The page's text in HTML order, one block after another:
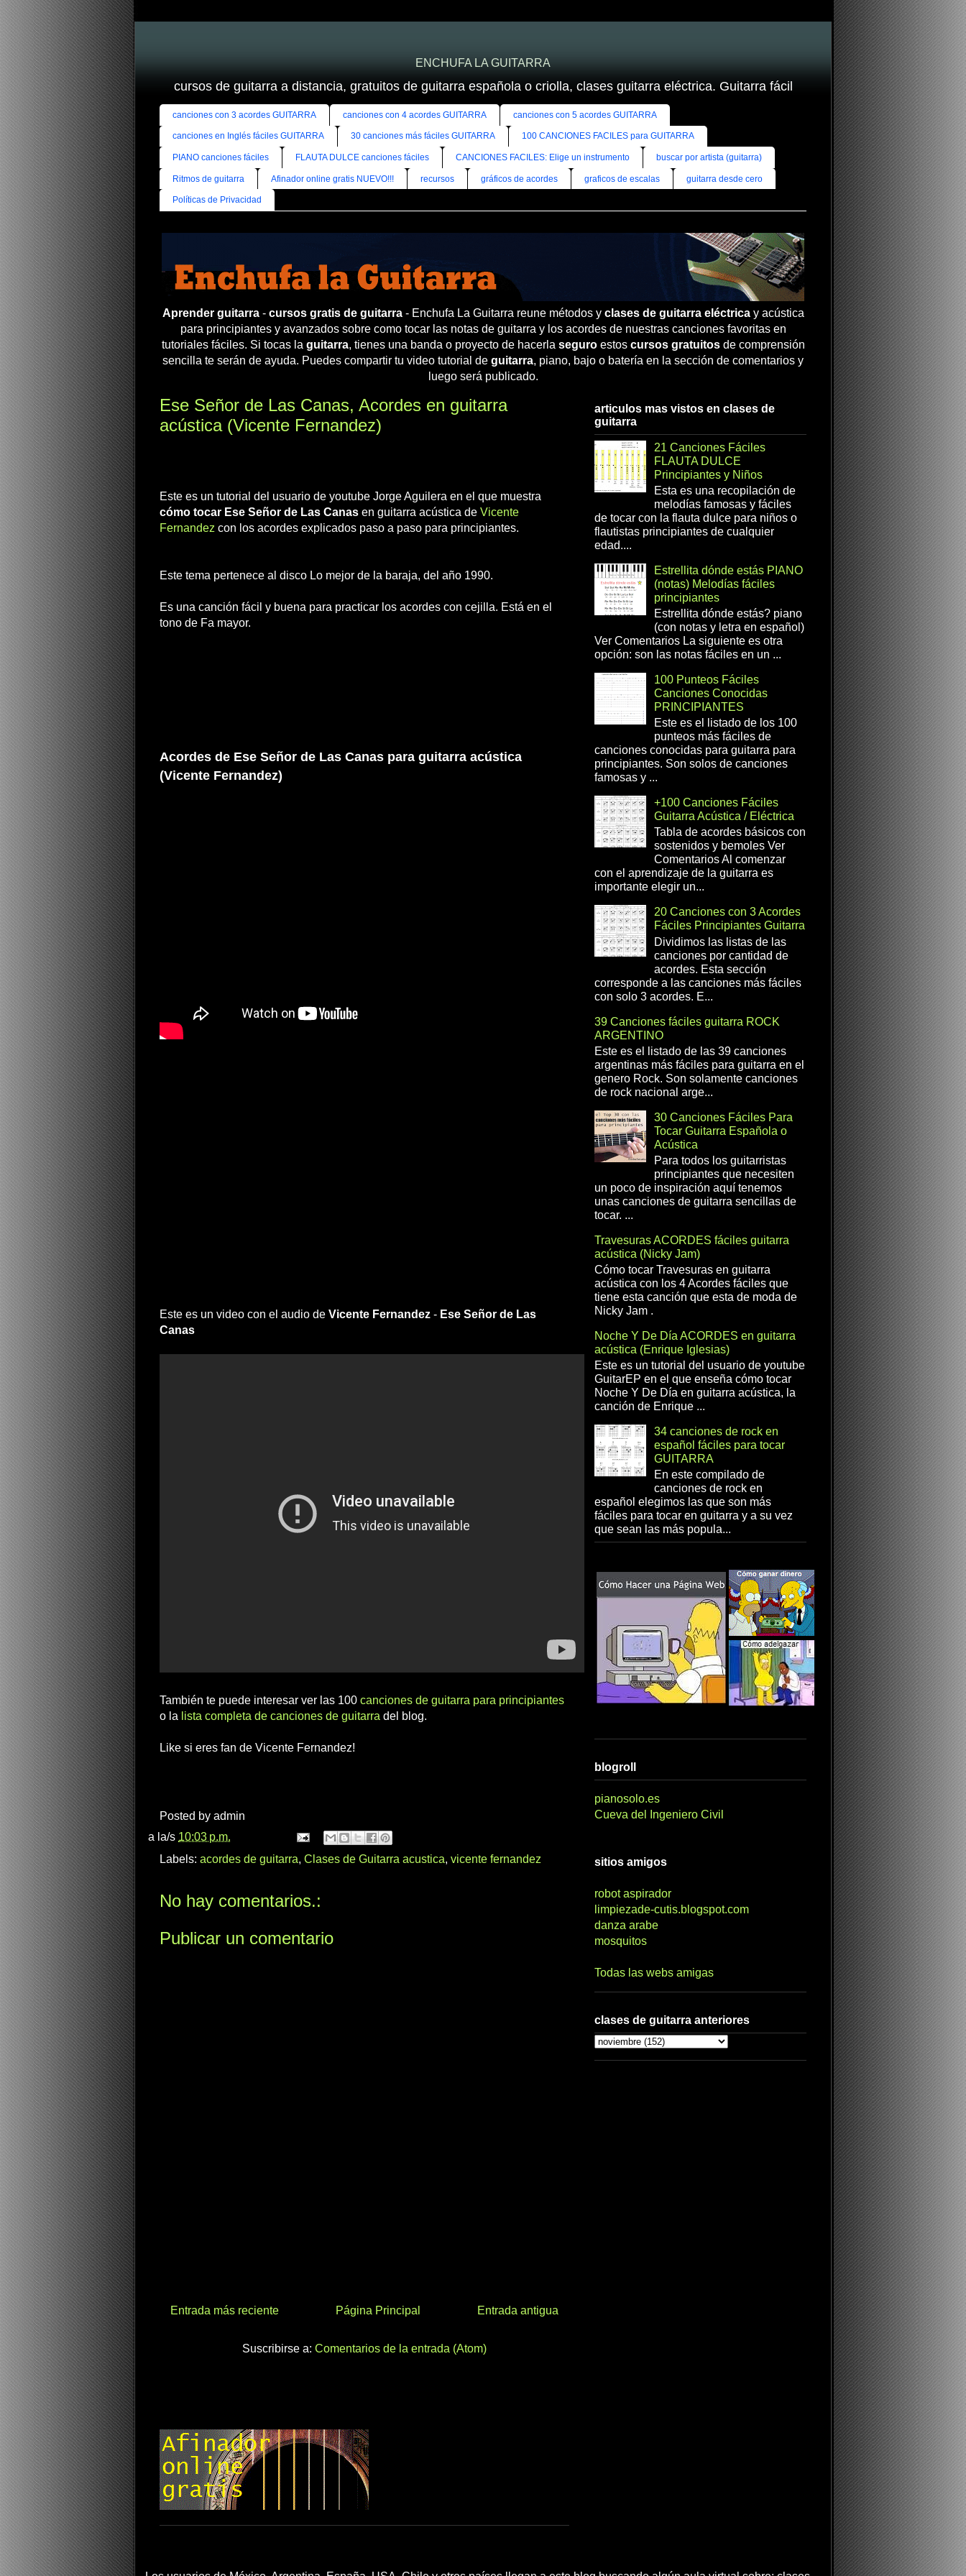
ENCHUFA LA GUITARRA
cursos de guitarra a distancia, gratuitos de guitarra española o criolla, clases guitarra eléctrica. Guitarra fácil
canciones con 3 acordes GUITARRA canciones con 4 acordes GUITARRA canciones con 5 acordes GUITARRA
canciones en Inglés fáciles GUITARRA 30 canciones más fáciles GUITARRA 100 CANCIONES FACILES para GUITARRA
PIANO canciones fáciles FLAUTA DULCE canciones fáciles CANCIONES FACILES: Elige un instrumento buscar por artista (guitarra)
Ritmos de guitarra Afinador online gratis NUEVO!!! recursos gráficos de acordes graficos de escalas guitarra desde cero
Políticas de Privacidad
Aprender guitarra- cursos gratis de guitarra- Enchufa La Guitarra reune métodos y clases de guitarra eléctricay acústica
para principiantes y avanzados sobre como tocar las notas de guitarra y los acordes de nuestras canciones favoritas en
tutoriales fáciles. Si tocas la guitarra, tienes una banda o proyecto de hacerla seguroestos cursos gratuitosde comprensión
sencilla te serán de ayuda. Puedes compartir tu video tutorial de guitarra, piano, bajo o batería en la sección de comentarios y
luego será publicado.
Ese Señor de Las Canas, Acordes en guitarra
acústica (Vicente Fernandez)
Este es un tutorial del usuario de youtube Jorge Aguilera en el que muestra
cómo tocar Ese Señor de Las Canas en guitarra acústica de Vicente
Fernandez con los acordes explicados paso a paso para principiantes.
Este tema pertenece al disco Lo mejor de la baraja, del año 1990.
Es una canción fácil y buena para practicar los acordes con cejilla. Está en el
tono de Fa mayor.
Acordes de Ese Señor de Las Canas para guitarra acústica
(Vicente Fernandez)
Este es un video con el audio de Vicente Fernandez - Ese Señor de Las
Canas
También te puede interesar ver las 100 canciones de guitarra para principiantes
o la lista completa de canciones de guitarra del blog.
Like si eres fan de Vicente Fernandez!
Posted by admin
a la/s 10:03 p.m.
Labels: acordes de guitarra, Clases de Guitarra acustica, vicente fernandez
No hay comentarios.:
Publicar un comentario
Entrada más reciente Entrada antigua
Página Principal
Suscribirse a: Comentarios de la entrada (Atom)
articulos mas vistos en clases de
guitarra
21 Canciones Fáciles
FLAUTA DULCE
Principiantes y Niños
Esta es una recopilación de
melodías famosas y fáciles
de tocar con la flauta dulce para niños o
flautistas principiantes de cualquier
edad....
Estrellita dónde estás PIANO
(notas) Melodías fáciles
principiantes
Estrellita dónde estás? piano
(con notas y letra en español)
Ver Comentarios La siguiente es otra
opción: son las notas fáciles en un ...
100 Punteos Fáciles
Canciones Conocidas
PRINCIPIANTES
Este es el listado de los 100
punteos más fáciles de
canciones conocidas para guitarra para
principiantes. Son solos de canciones
famosas y ...
+100 Canciones Fáciles
Guitarra Acústica / Eléctrica
Tabla de acordes básicos con
sostenidos y bemoles Ver
Comentarios Al comenzar
con el aprendizaje de la guitarra es
importante elegir un...
20 Canciones con 3 Acordes
Fáciles Principiantes Guitarra
Dividimos las listas de las
canciones por cantidad de
acordes. Esta sección
corresponde a las canciones más fáciles
con solo 3 acordes. E...
39 Canciones fáciles guitarra ROCK
ARGENTINO
Este es el listado de las 39 canciones
argentinas más fáciles para guitarra en el
genero Rock. Son solamente canciones
de rock nacional arge...
30 Canciones Fáciles Para
Tocar Guitarra Española o
Acústica
Para todos los guitarristas
principiantes que necesiten
un poco de inspiración aquí tenemos
unas canciones de guitarra sencillas de
tocar. ...
Travesuras ACORDES fáciles guitarra
acústica (Nicky Jam)
Cómo tocar Travesuras en guitarra
acústica con los 4 Acordes fáciles que
tiene esta canción que esta de moda de
Nicky Jam .
Noche Y De Día ACORDES en guitarra
acústica (Enrique Iglesias)
Este es un tutorial del usuario de youtube
GuitarEP en el que enseña cómo tocar
Noche Y De Día en guitarra acústica, la
canción de Enrique ...
34 canciones de rock en
español fáciles para tocar
GUITARRA
En este compilado de
canciones de rock en
español elegimos las que son más
fáciles para tocar en guitarra y a su vez
que sean las más popula...
blogroll
pianosolo.es
Cueva del Ingeniero Civil
sitios amigos
robot aspirador
limpiezade-cutis.blogspot.com
danza arabe
mosquitos
Todas las webs amigas
clases de guitarra anteriores